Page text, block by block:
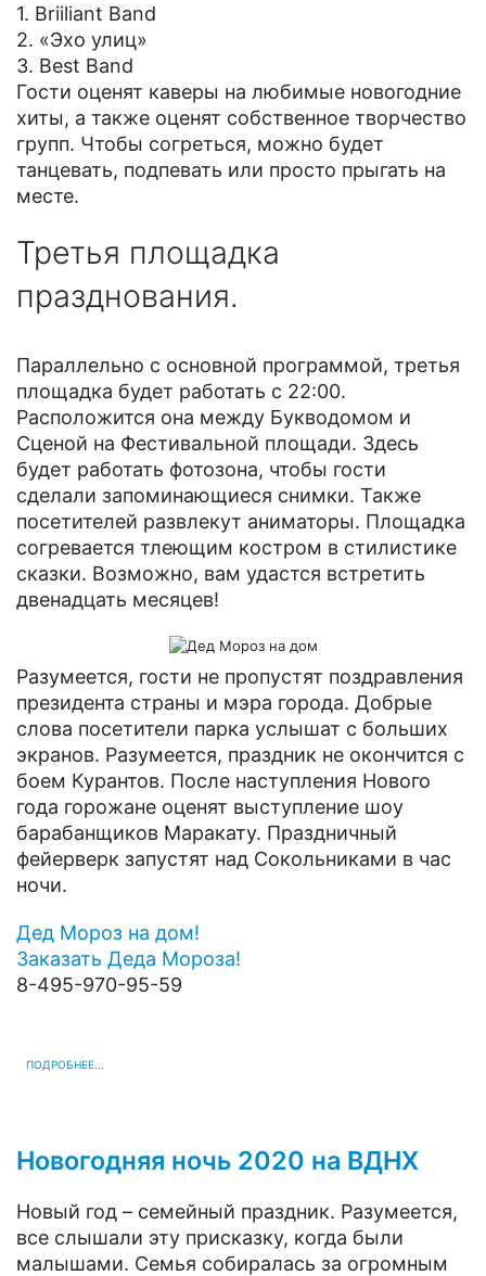
1. Briiliant Band
2. «Эхо улиц»
3. Best Band
Гости оценят каверы на любимые новогодние
хиты, а также оценят собственное творчество
групп. Чтобы согреться, можно будет
танцевать, подпевать или просто прыгать на
месте.
Третья площадка
празднования.
Параллельно с основной программой, третья
площадка будет работать с 22:00.
Расположится она между Букводомом и
Сценой на Фестивальной площади. Здесь
будет работать фотозона, чтобы гости
сделали запоминающиеся снимки. Также
посетителей развлекут аниматоры. Площадка
согревается тлеющим костром в стилистике
сказки. Возможно, вам удастся встретить
двенадцать месяцев!
Разумеется, гости не пропустят поздравления
президента страны и мэра города. Добрые
слова посетители парка услышат с больших
экранов. Разумеется, праздник не окончится с
боем Курантов. После наступления Нового
года горожане оценят выступление шоу
барабанщиков Маракату. Праздничный
фейерверк запустят над Сокольниками в час
ночи.
Дед Мороз на дом!
Заказать Деда Мороза!
8-495-970-95-59
ПОДРОБНЕЕ...
Новогодняя ночь 2020 на ВДНХ
Новый год – семейный праздник. Разумеется,
все слышали эту присказку, когда были
малышами. Семья собиралась за огромным